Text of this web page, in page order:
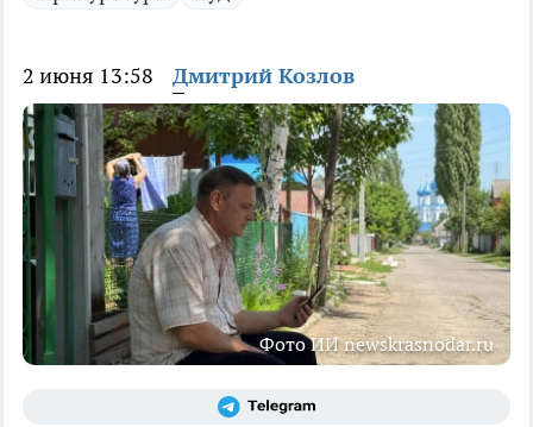
2 июня 13:58 Дмитрий Козлов
Фото ИИ newskrasnodar.ru